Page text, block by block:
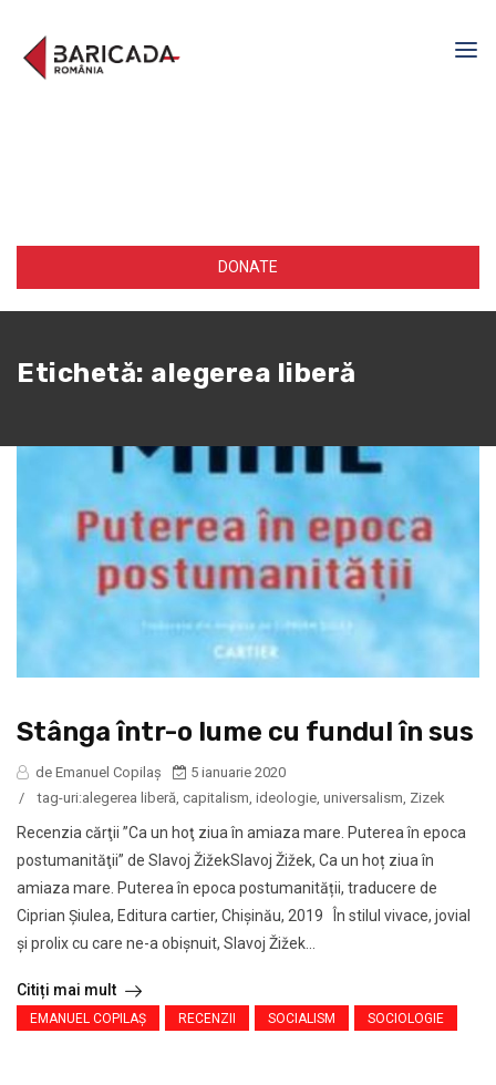
DONATE
Etichetă: alegerea liberă
Stânga într-o lume cu fundul în sus
de Emanuel Copilaș
5 ianuarie 2020
/
tag-uri:alegerea liberă, capitalism, ideologie, universalism, Zizek
Recenzia cărţii ”Ca un hoţ ziua în amiaza mare. Puterea în epoca
postumanităţii” de Slavoj ŽižekSlavoj Žižek, Ca un hoț ziua în
amiaza mare. Puterea în epoca postumanității, traducere de
Ciprian Șiulea, Editura cartier, Chișinău, 2019 În stilul vivace, jovial
și prolix cu care ne-a obișnuit, Slavoj Žižek...
Citiți mai mult
EMANUEL COPILAȘ RECENZII SOCIALISM SOCIOLOGIE